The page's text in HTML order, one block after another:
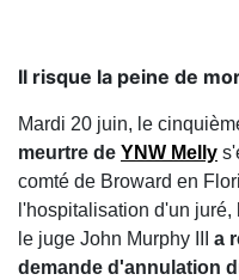
Il risque la peine de
Mardi 20 juin, le
meurtre de YNW Melly
comté de Broward en
l'hospitalisation d'un
le juge John Murphy III a
demande d'annulation